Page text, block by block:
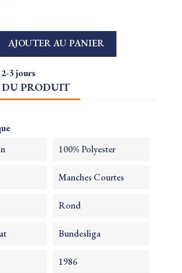
AJOUTER AU PANIER
3 jours
DU PRODUIT
100% Polyester
Manches Courtes
Rond
Bundesliga
1986